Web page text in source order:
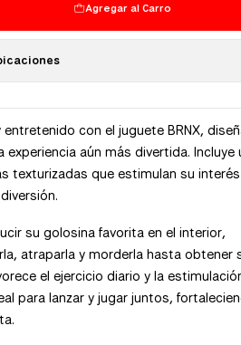
Agregar al Carro
con el juguete BRNX,
experiencia aún más divertida. Incluye
texturizadas que estimulan su
su golosina favorita en el interior,
atraparla y morderla hasta obtener
el ejercicio diario y la
para lanzar y jugar juntos,